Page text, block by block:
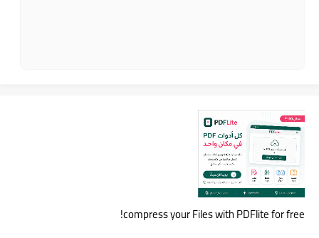
compress your Files with PDFlite for free!